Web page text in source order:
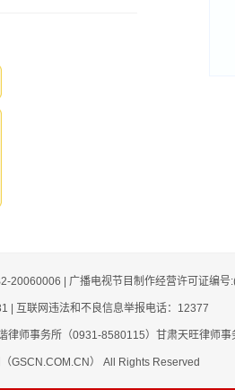
| 广播电视节目制作经营许可证编
| 互联网违法和不良信息举报电话：12377
师事务所（0931-8580115）甘肃天旺律师事
GSCN.COM.CN） All Rights Reserved